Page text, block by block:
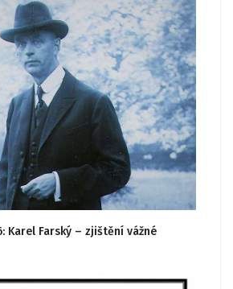
Karel Farský – zjištění vážné